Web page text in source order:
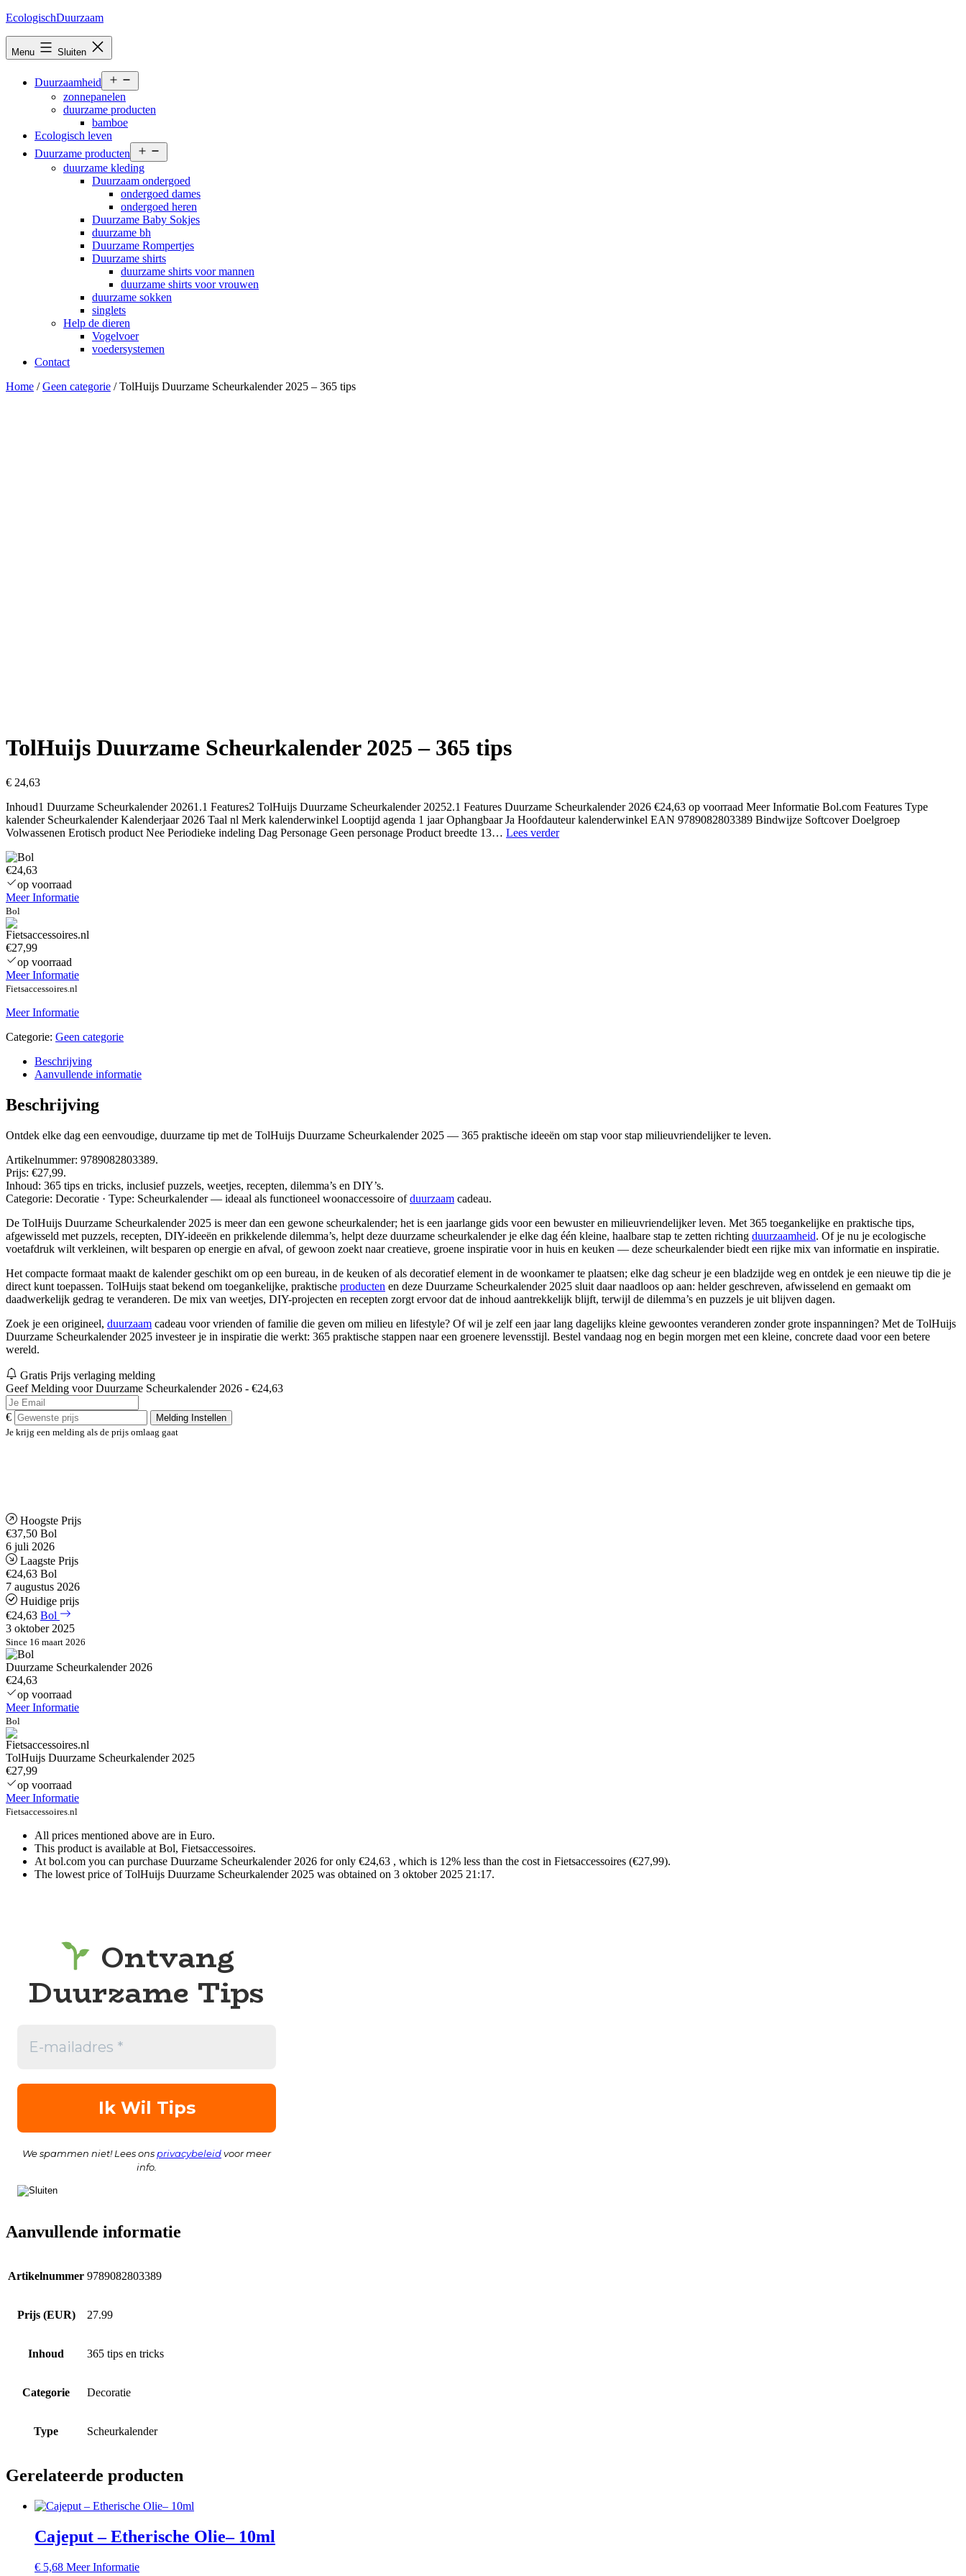
Ga
inhoud
EcologischDuurzaam
Menu Sluiten
Duurzaamheid
menu
zonnepanelen
duurzame producten
bamboe
Ecologisch leven
Duurzame producten
menu
duurzame kleding
Duurzaam ondergoed
ondergoed dames
ondergoed heren
Duurzame Baby Sokjes
duurzame bh
Duurzame Rompertjes
Duurzame shirts
duurzame shirts voor mannen
duurzame shirts voor vrouwen
duurzame sokken
singlets
Help de dieren
Vogelvoer
voedersystemen
Contact
Home /Geen categorie / TolHuijs Duurzame Scheurkalender 2025 – 365 tips
TolHuijs Duurzame Scheurkalender 2025 – 365 tips
€ 24,63
Inhoud1 Duurzame Scheurkalender 20261.1 Features2 TolHuijs Duurzame Scheurkalender 20252.1 Features Duurzame Scheurkalender 2026 €24,63 op voorraad Meer Informatie Bol.com Features Type
kalender Scheurkalender Kalenderjaar 2026 Taal nl Merk kalenderwinkel Looptijd agenda 1 jaar Ophangbaar Ja Hoofdauteur kalenderwinkel EAN 9789082803389 Bindwijze Softcover Doelgroep
Volwassenen Erotisch product Nee Periodieke indeling Dag Personage Geen personage Product breedte 13… Lees verderTolHuijs
€24,63
op voorraad
Meer Informatie
Bol
€27,99
op voorraad
Meer Informatie
Fietsaccessoires.nl
Meer Informatie
Categorie: Geen categorie
Beschrijving
Aanvullende informatie
Beschrijving
Ontdek elke dag een eenvoudige, duurzame tip met de TolHuijs Duurzame Scheurkalender 2025 — 365 praktische ideeën om stap voor stap milieuvriendelijker te leven.
Artikelnummer: 9789082803389.
Prijs: €27,99.
Inhoud: 365 tips en tricks, inclusief puzzels, weetjes, recepten, dilemma’s en DIY’s.
Categorie: Decoratie · Type: Scheurkalender — ideaal als functioneel woonaccessoire ofduurzaam cadeau.
De TolHuijs Duurzame Scheurkalender 2025 is meer dan een gewone scheurkalender; het is een jaarlange gids voor een bewuster en milieuvriendelijker leven. Met 365 toegankelijke en praktische tips,
afgewisseld met puzzels, recepten, DIY-ideeën en prikkelende dilemma’s, helpt deze duurzame scheurkalender je elke dag één kleine, haalbare stap te zetten richting duurzaamheid. Of je nu je ecologische
voetafdruk wilt verkleinen, wilt besparen op energie en afval, of gewoon zoekt naar creatieve, groene inspiratie voor in huis en keuken — deze scheurkalender biedt een rijke mix van informatie en inspiratie.
Het compacte formaat maakt de kalender geschikt om op een bureau, in de keuken of als decoratief element in de woonkamer te plaatsen; elke dag scheur je een bladzijde weg en ontdek je een nieuwe tip die je
direct kunt toepassen. TolHuijs staat bekend om toegankelijke, praktische producten en deze Duurzame Scheurkalender 2025 sluit daar naadloos op aan: helder geschreven, afwisselend en gemaakt om
daadwerkelijk gedrag te veranderen. De mix van weetjes, DIY-projecten en recepten zorgt ervoor dat de inhoud aantrekkelijk blijft, terwijl de dilemma’s en puzzels je uit blijven dagen.
Zoek je een origineel, duurzaam cadeau voor vrienden of familie die geven om milieu en lifestyle? Of wil je zelf een jaar lang dagelijks kleine gewoontes veranderen zonder grote inspanningen? Met de TolHuijs
Duurzame Scheurkalender 2025 investeer je in inspiratie die werkt: 365 praktische stappen naar een groenere levensstijl. Bestel vandaag nog en begin morgen met een kleine, concrete daad voor een betere
wereld.
Gratis Prijs verlaging melding
Geef Melding voor Duurzame Scheurkalender 2026 - €24,63
€
Melding Instellen
Je krijg een melding als de prijs omlaag gaat
Hoogste Prijs
€37,50 Bol
6 juli 2026
Laagste Prijs
€24,63 Bol
7 augustus 2026
Huidige prijs
€24,63 Bol
3 oktober 2025
Since 16 maart 2026
Duurzame Scheurkalender 2026
€24,63
op voorraad
Meer Informatie
Bol
TolHuijs Duurzame Scheurkalender 2025
€27,99
op voorraad
Meer Informatie
Fietsaccessoires.nl
All prices mentioned above are in Euro.
This product is available at Bol, Fietsaccessoires.
At bol.com you can purchase Duurzame Scheurkalender 2026 for only €24,63 , which is 12% less than the cost in Fietsaccessoires (€27,99).
The lowest price of TolHuijs Duurzame Scheurkalender 2025 was obtained on 3 oktober 2025 21:17.
Ontvang
Duurzame Tips
We spammen niet! Lees ons privacybeleidvoor meer
info.
Aanvullende informatie
Artikelnummer 9789082803389
Prijs (EUR) 27.99
Inhoud 365 tips en tricks
Categorie Decoratie
Type Scheurkalender
Gerelateerde producten
Cajeput – Etherische Olie– 10ml
€ 5,68 Meer Informatie